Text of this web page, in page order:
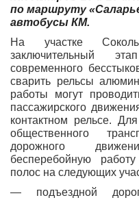
по маршруту
автобусы КМ.
На участке
заключительный
современного
сварить рельсы
работы могут
пассажирского
контактном рельсе.
общественного
дорожного
бесперебойную
полос на следующих
— подъездной